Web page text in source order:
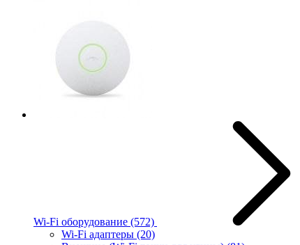
Wi-Fi оборудование (572)
Wi-Fi адаптеры (20)